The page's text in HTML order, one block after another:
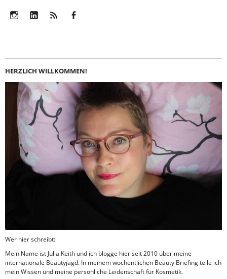
HERZLICH WILLKOMMEN!
Wer hier schreibt:
Mein Name ist Julia Keith und ich blogge hier seit 2010 über meine
internationale Beautyjagd. In meinem wöchentlichen Beauty Briefing teile ich
mein Wissen und meine persönliche Leidenschaft für Kosmetik.